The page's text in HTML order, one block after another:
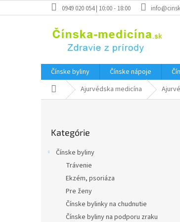
na
0949 020 054 | 10:00 - 18:00
Čínske byliny Čínske nápoje
DomovAjurvédska medicína
kategórie
Kategórie
Čínske byliny
Trávenie
Ekzém, psoriáza
Pre ženy
Čínske bylinky na chudnutie
Čínske byliny na podporu zraku